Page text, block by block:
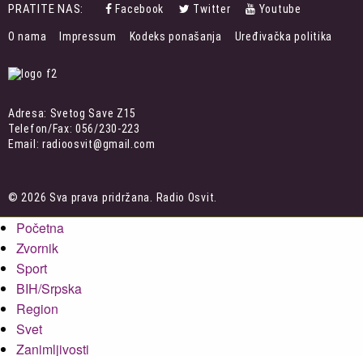
PRATITE NAS: Facebook Twitter Youtube
FOOTER
MENU
O nama Impressum Kodeks ponašanja Uređivačka politika
Adresa: Svetog Save Z15
Telefon/Fax: 056/230-223
Email: radioosvit@gmail.com
© 2026 Sva prava pridržana. Radio Osvit.
Početna
Zvornik
Sport
BIH/Srpska
Region
Svet
Zanimljivosti